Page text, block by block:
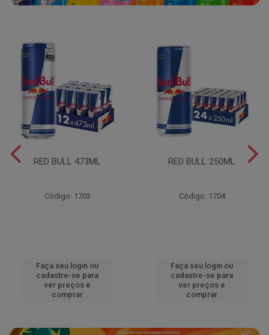
RED BULL 473ML
Código: 1703
Faça seu login ou
cadastre-se para
ver preços e
comprar
RED BULL 250ML
Código: 1704
Faça seu login ou
cadastre-se para
ver preços e
comprar